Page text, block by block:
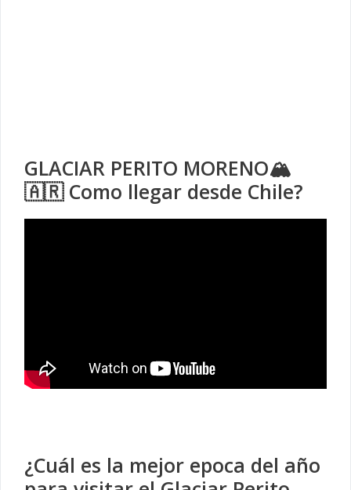
GLACIAR PERITO MORENO🏔️
🇦🇷 Como llegar desde Chile?
¿Cuál es la mejor epoca del año